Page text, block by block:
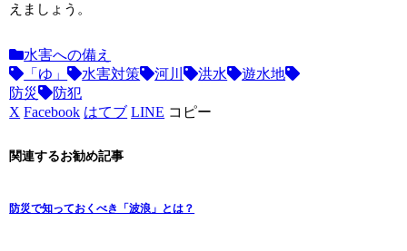
えましょう。
水害への備え
「ゆ」
水害対策 河川 洪水
遊水地
防災
防犯
X Facebook はてブ LINE コピー
関連するお勧め記事
防災で知っておくべき「波浪」とは？